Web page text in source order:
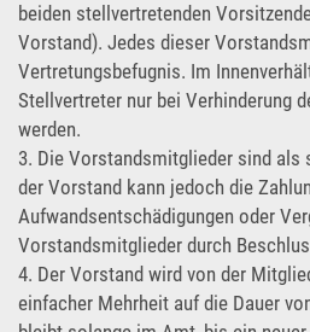
beiden stellvertretenden
Vorstand). Jedes dieser
Vertretungsbefugnis. Im
Stellvertreter nur bei Verhinderung
werden.
3. Die Vorstandsmitglieder sind
der Vorstand kann jedoch die
Aufwandsentschädigungen oder
Vorstandsmitglieder durch
4. Der Vorstand wird von der
einfacher Mehrheit auf die Dauer